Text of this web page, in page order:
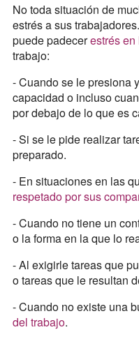
No toda situación de
estrés a sus
puede padecerestrés
trabajo:
- Cuando se le presiona
capacidad o incluso
por debajo de lo que es
- Si se le pide realizar
preparado.
- En situaciones en las
respetado por sus
- Cuando no tiene un
o la forma en la que lo
- Al exigirle tareas que
o tareas que le resultan
- Cuando no existe una
del trabajo.